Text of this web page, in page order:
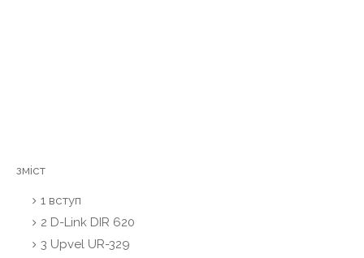
зміст
1 вступ
2 D-Link DIR 620
3 Upvel UR-329